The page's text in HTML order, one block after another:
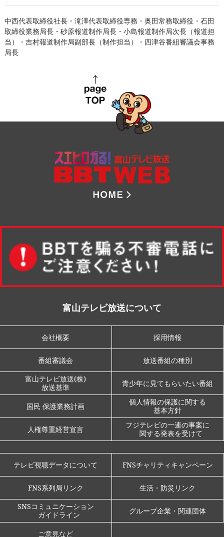
中西代表取締役社長・滝澤代表取締役専務・奥田常務取締役・石田
取締役業務局長・砂原報道制作局長・小島報道制作局次長（報道担
当）・吉村報道制作局副部長（制作担当）・四津谷番組審議会事務
局長
富山テレビ放送について
会社概要 採用情報
番組審議会
放送番組の種別
富山テレビ放送(株)
放送基準
青少年に見てもらいたい番組
国民 保護業務計画
個人情報の保護に関する
基本方針
人権尊重経営宣言
フジテレビの一連の事案に
関する発表を受けて
テレビ視聴データについて FNSチャリティキャンペーン
FNS系列局リンク
生活・防災リンク
SNSコミュニケーション
ガイドライン
グループ企業・関連団体
ご意見など